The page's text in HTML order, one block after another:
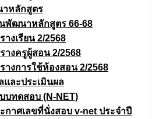
หลักสูตร
พัฒนาหลักสูตร 66-68
างเรียน 2/2568
างครูผู้สอน 2/2568
างการใช้ห้องสอน 2/2568
เละประเมินผล
บทดสอบ (N-NET)
กาศเลขที่นั่งสอบ v-net ประจำปี